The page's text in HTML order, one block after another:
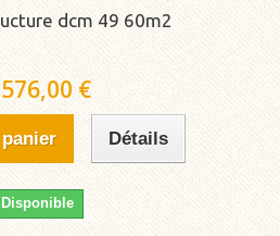
dcm 49 60m2
€
Détails
Disponible